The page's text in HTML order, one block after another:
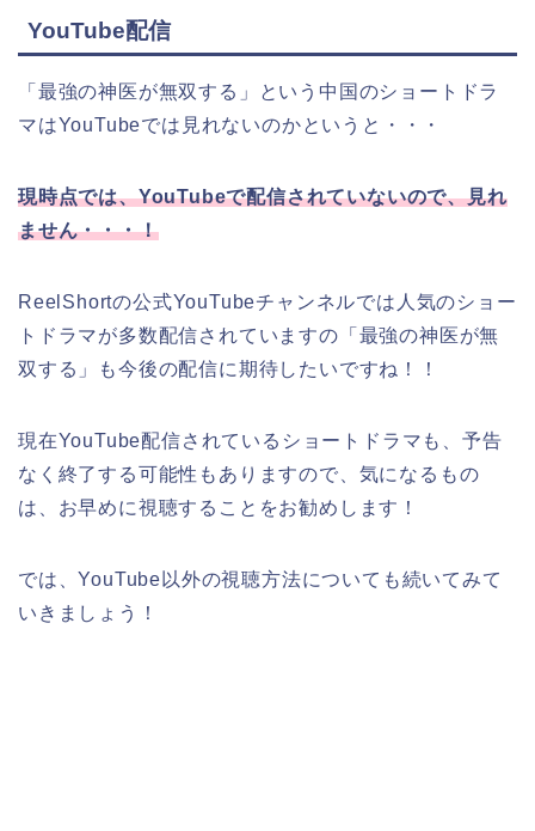
YouTube配信
「最強の神医が無双する 」
という中国のショートドラ
マはYouTubeでは見れないのかというと・・・
現時点では、YouTubeで配信されていないので、見れ
ません・・・！
ReelShortの公式YouTubeチャンネルでは人気のショー
トドラマが多数配信されていますの 「最強の神医が無
双する 」 も今後の配信に期待したいですね！！
現在YouTube配信されているショートドラマも、予告
なく終了する可能性もありますので、気になるもの
は、お早めに視聴することをお勧めします！
では、YouTube以外の視聴方法についても続いてみて
いきましょう！